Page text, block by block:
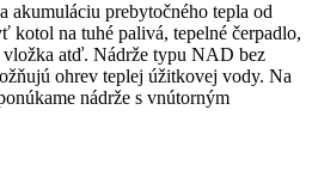
akumuláciu prebytočného tepla od
kotol na tuhé palivá, tepelné čerpadlo,
atď. Nádrže typu NAD bez
ohrev teplej úžitkovej vody. Na
nádrže s vnútorným